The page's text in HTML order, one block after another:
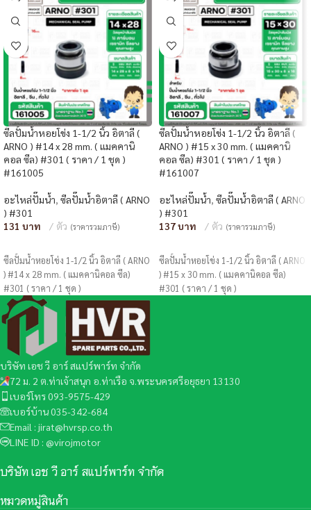
ซีลปั้มน้ำหอยโข่ง 1-1/2 นิ้ว อิตาลี (
ARNO ) #14 x 28 mm. ( แมคคานิ
คอล ซีล) #301 ( ราคา / 1 ชุด )
#161005
อะไหล่ปั๊มน้ำ, ซีลปั๊มน้ำอิตาลี ( ARNO
) #301
131
ตัว (ราคารวมภาษี)
ซีลปั้มน้ำหอยโข่ง 1-1/2 นิ้ว อิตาลี ( ARNO
) #14 x 28 mm. ( แมคคานิคอล ซีล)
#301 ( ราคา / 1 ชุด )
ซีลปั้มน้ำหอยโข่ง 1-1/2 นิ้ว อิตาลี (
ARNO ) #15 x 30 mm. ( แมคคานิ
คอล ซีล) #301 ( ราคา / 1 ชุด )
#161007
อะไหล่ปั๊มน้ำ, ซีลปั๊มน้ำอิตาลี ( ARNO
) #301
137
ตัว (ราคารวมภาษี)
ซีลปั้มน้ำหอยโข่ง 1-1/2 นิ้ว อิตาลี ( ARNO
) #15 x 30 mm. ( แมคคานิคอล ซีล)
#301 ( ราคา / 1 ชุด )
บริษัท เอช วี อาร์ สแปร์พาร์ท จำกัด
72 ม. 2 ต.ท่าเจ้าสนุก อ.ท่าเรือ จ.พระนครศรีอยุธยา 13130
เบอร์โทร 093-9575-429
เบอร์บ้าน 035-342-684
Email : jirat@hvrsp.co.th
LINE ID : @virojmotor
บริษัท เอช วี อาร์ สแปร์พาร์ท จำกัด
หมวดหมู่สินค้า